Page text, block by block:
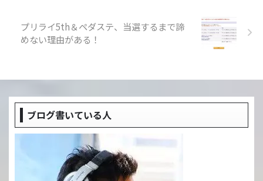
プリライ5th＆ペダステ、当選するまで諦
めない理由がある！
ブログ書いている人